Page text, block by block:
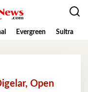
Evergreen Sultra
Open